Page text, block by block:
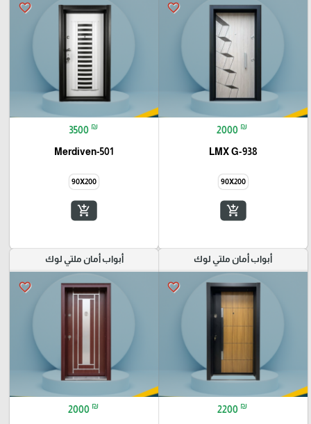
favorite_border
2000 ₪
LMX G-938
90X200
add_shopping_cart
favorite_border
3500 ₪
Merdiven-501
90X200
add_shopping_cart
أبواب أمان ملتي لوك
favorite_border
2200 ₪
أبواب أمان ملتي لوك
favorite_border
2000 ₪